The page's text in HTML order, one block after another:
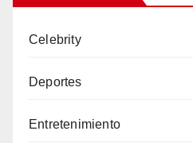
Celebrity
Deportes
Entretenimiento